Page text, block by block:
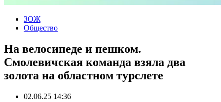
ЗОЖ
Общество
На велосипеде и пешком.
Смолевичская команда взяла два
золота на областном турслете
02.06.25 14:36